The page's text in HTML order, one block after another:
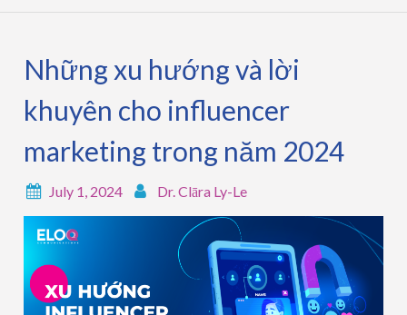
Những xu hướng và lời
khuyên cho influencer
marketing trong năm 2024
July 1, 2024 Dr. Clāra Ly-Le